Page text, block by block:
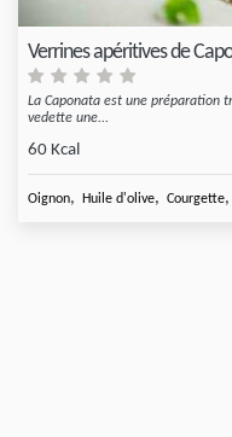
Verrines apéritives de
La Caponata est une
vedette une...
60 Kcal
Oignon, Huile d'olive, Courgette,